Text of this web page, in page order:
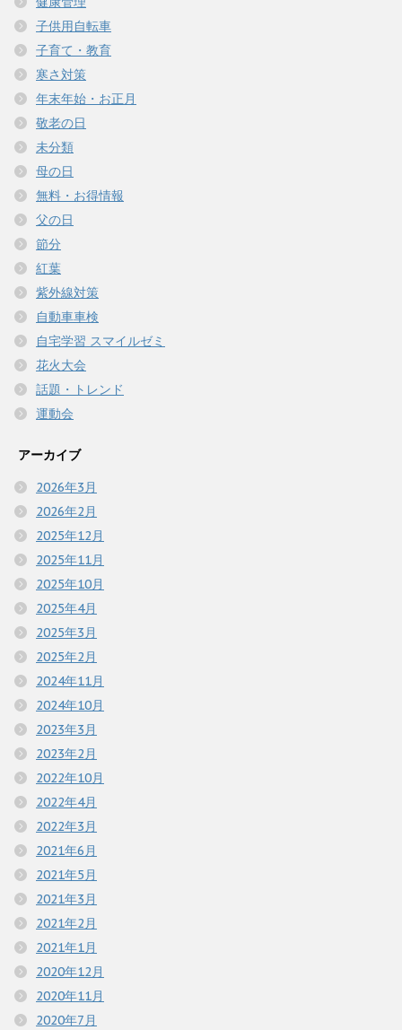
子供用自転車
子育て・教育
寒さ対策
年末年始・お正月
敬老の日
未分類
母の日
無料・お得情報
父の日
節分
紅葉
紫外線対策
自動車車検
自宅学習 スマイルゼミ
花火大会
話題・トレンド
運動会
アーカイブ
2026年3月
2026年2月
2025年12月
2025年11月
2025年10月
2025年4月
2025年3月
2025年2月
2024年11月
2024年10月
2023年3月
2023年2月
2022年10月
2022年4月
2022年3月
2021年6月
2021年5月
2021年3月
2021年2月
2021年1月
2020年12月
2020年11月
2020年7月